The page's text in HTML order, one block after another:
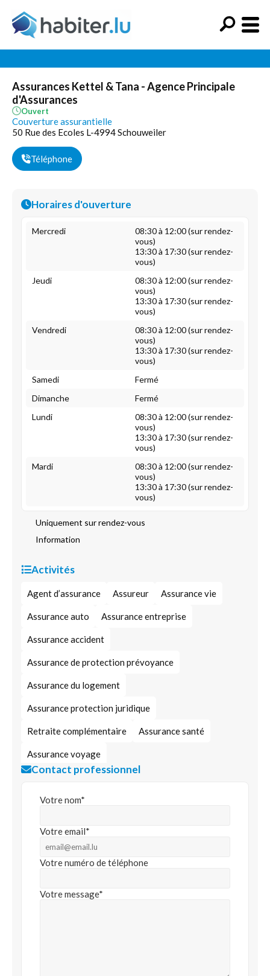
Assurances Kettel & Tana - Agence Principale
d'Assurances
Ouvert
Couverture assurantielle
50 Rue des Ecoles L-4994 Schouweiler
Téléphone
Horaires d'ouverture
Mercredi
08:30 à 12:00 (sur rendez-
vous)
13:30 à 17:30 (sur rendez-
vous)
Jeudi
08:30 à 12:00 (sur rendez-
vous)
13:30 à 17:30 (sur rendez-
vous)
Vendredi
08:30 à 12:00 (sur rendez-
vous)
13:30 à 17:30 (sur rendez-
vous)
Samedi
Fermé
Dimanche
Fermé
Lundi
08:30 à 12:00 (sur rendez-
vous)
13:30 à 17:30 (sur rendez-
vous)
Mardi
08:30 à 12:00 (sur rendez-
vous)
13:30 à 17:30 (sur rendez-
vous)
Uniquement sur rendez-vous
Information
Activités
Agent d’assurance Assureur Assurance vie
Assurance auto Assurance entreprise
Assurance accident
Assurance de protection prévoyance
Assurance du logement
Assurance protection juridique
Retraite complémentaire Assurance santé
Assurance voyage
Contact professionnel
Votre nom*
Votre email*
Votre numéro de téléphone
Votre message*